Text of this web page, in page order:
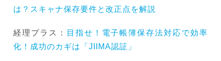
は？スキャナ保存要件と改正点を解説
経理プラス：
目指せ！電子帳簿保存法対応で効率
化！成功のカギは「JIIMA認証」